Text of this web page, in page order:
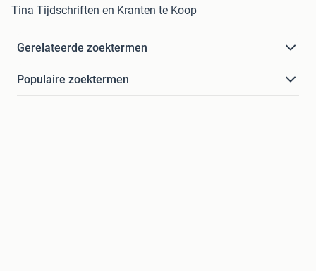
Tina Tijdschriften en Kranten te Koop
Gerelateerde zoektermen
Populaire zoektermen